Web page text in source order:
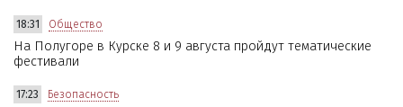
18:31 Общество
На Полугоре в Курске 8 и 9 августа пройдут тематические
фестивали
17:23 Безопасность